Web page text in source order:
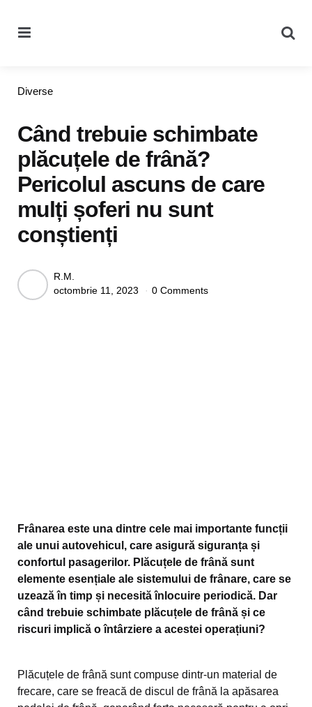
Categories
Diverse
Când trebuie schimbate
plăcuțele de frână?
Pericolul ascuns de care
mulți șoferi nu sunt
conștienți
Posted
by
R.M.
octombrie 11, 2023
0 Comments
Frânarea este una dintre cele mai importante funcții
ale unui autovehicul, care asigură siguranța și
confortul pasagerilor. Plăcuțele de frână sunt
elemente esențiale ale sistemului de frânare, care se
uzează în timp și necesită înlocuire periodică. Dar
când trebuie schimbate plăcuțele de frână și ce
riscuri implică o întârziere a acestei operațiuni?
Plăcuțele de frână sunt compuse dintr-un material de
frecare, care se freacă de discul de frână la apăsarea